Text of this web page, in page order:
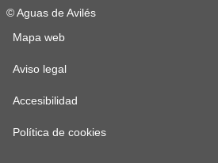
© Aguas de Avilés
Mapa web
Aviso legal
Accesibilidad
Política de cookies